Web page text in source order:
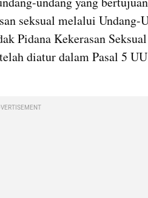
seksual melalui Undang-
Pidana Kekerasan
diatur dalam Pasal 5